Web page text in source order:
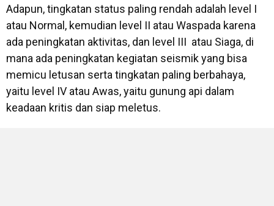
Adapun, tingkatan status paling rendah adalah level I
atau Normal, kemudian level II atau Waspada karena
ada peningkatan aktivitas, dan level III atau Siaga, di
mana ada peningkatan kegiatan seismik yang bisa
memicu letusan serta tingkatan paling berbahaya,
yaitu level IV atau Awas, yaitu gunung api dalam
keadaan kritis dan siap meletus.